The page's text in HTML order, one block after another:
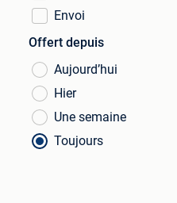
Envoi
Offert depuis
Aujourd’hui
Hier
Une semaine
Toujours